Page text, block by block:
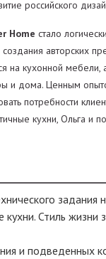
российского
Home стало
авторских
на кухонной мебели,
и дома. Ценным
потребности
кухни, Ольга и
задания
кухни. Стиль жизни
и подведенных